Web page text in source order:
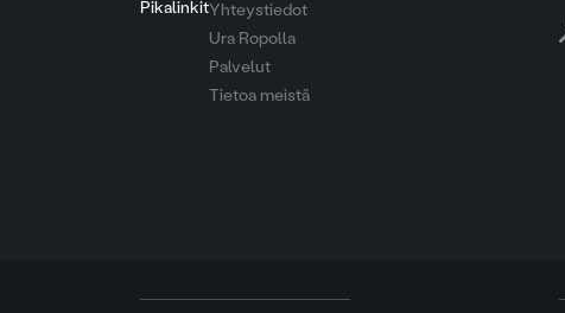
PikalinkitYhteystiedot
Ura Ropolla
Palvelut
Tietoa meistä